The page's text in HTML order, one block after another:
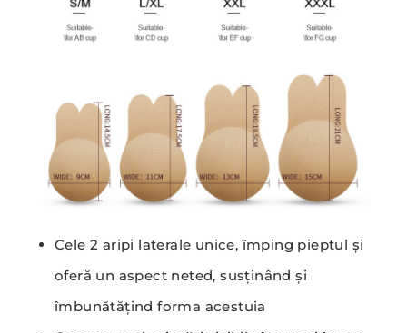
Cele 2 aripi laterale unice, împing pieptul și
oferă un aspect neted, susținând și
îmbunătățind forma acestuia